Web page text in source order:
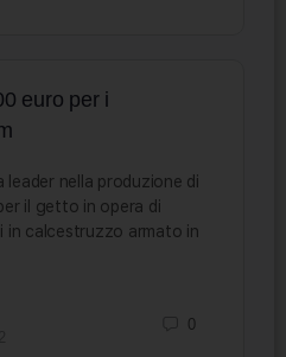
euro per i
leader nella produzione di
il getto in opera di
in calcestruzzo armato in
0